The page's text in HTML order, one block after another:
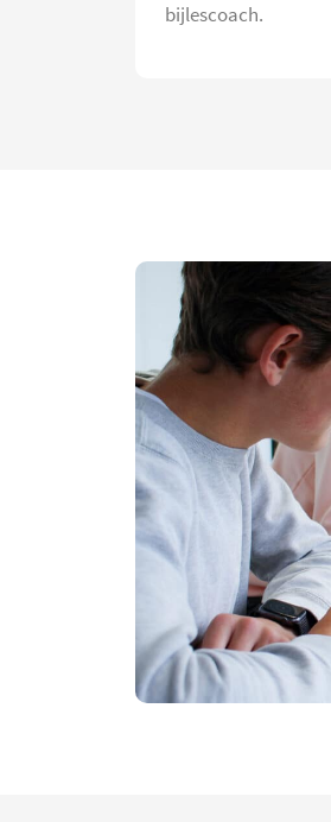
bijlescoach.